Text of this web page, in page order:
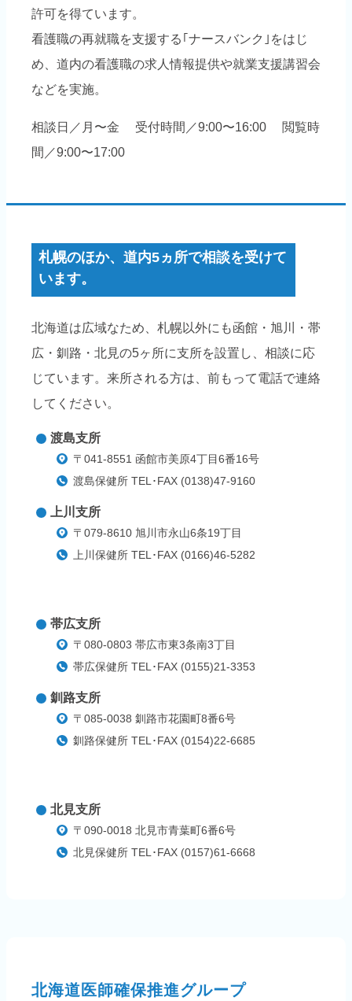
許可を得ています。
看護職の再就職を支援する｢ナースバンク｣をはじ
め、道内の看護職の求人情報提供や就業支援講習会
などを実施。
相談日／月〜金 受付時間／9:00〜16:00 閲覧時
間／9:00〜17:00
札幌のほか、道内5ヵ所で相談を受けて
います。
北海道は広域なため、札幌以外にも函館・旭川・帯
広・釧路・北見の5ヶ所に支所を設置し、相談に応
じています。来所される方は、前もって電話で連絡
してください。
渡島支所
〒041-8551 函館市美原4丁目6番16号
渡島保健所 TEL･FAX (0138)47-9160
上川支所
〒079-8610 旭川市永山6条19丁目
上川保健所 TEL･FAX (0166)46-5282
帯広支所
〒080-0803 帯広市東3条南3丁目
帯広保健所 TEL･FAX (0155)21-3353
釧路支所
〒085-0038 釧路市花園町8番6号
釧路保健所 TEL･FAX (0154)22-6685
北見支所
〒090-0018 北見市青葉町6番6号
北見保健所 TEL･FAX (0157)61-6668
北海道医師確保推進グループ